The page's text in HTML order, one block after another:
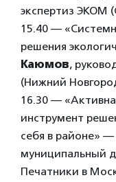
экспертиз ЭКОМ
15.40 —
решения
Каюмов,
(Нижний
16.30 —
инструмент
себя в районе» —
муниципальный
Печатники в